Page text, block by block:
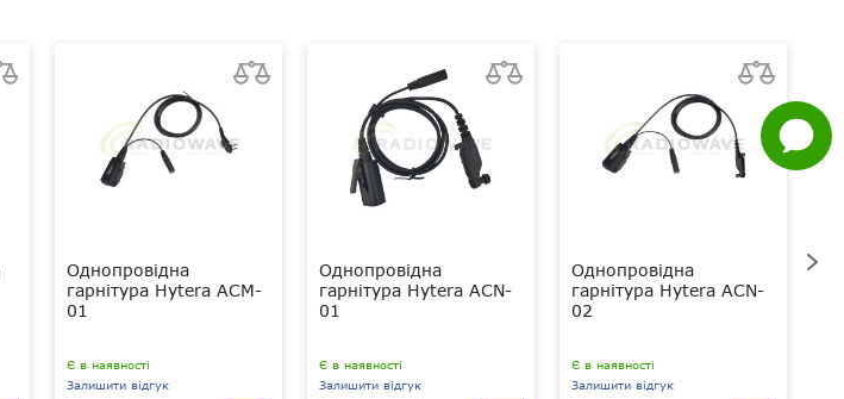
Facebook
Задати
питання
Однопровідна
гарнітура Hytera ACM-
01
Є в наявності
Залишити відгук
Однопровідна
гарнітура Hytera ACN-
01
Є в наявності
Залишити відгук
Однопровідна
гарнітура Hytera ACN-
02
Є в наявності
Залишити відгук